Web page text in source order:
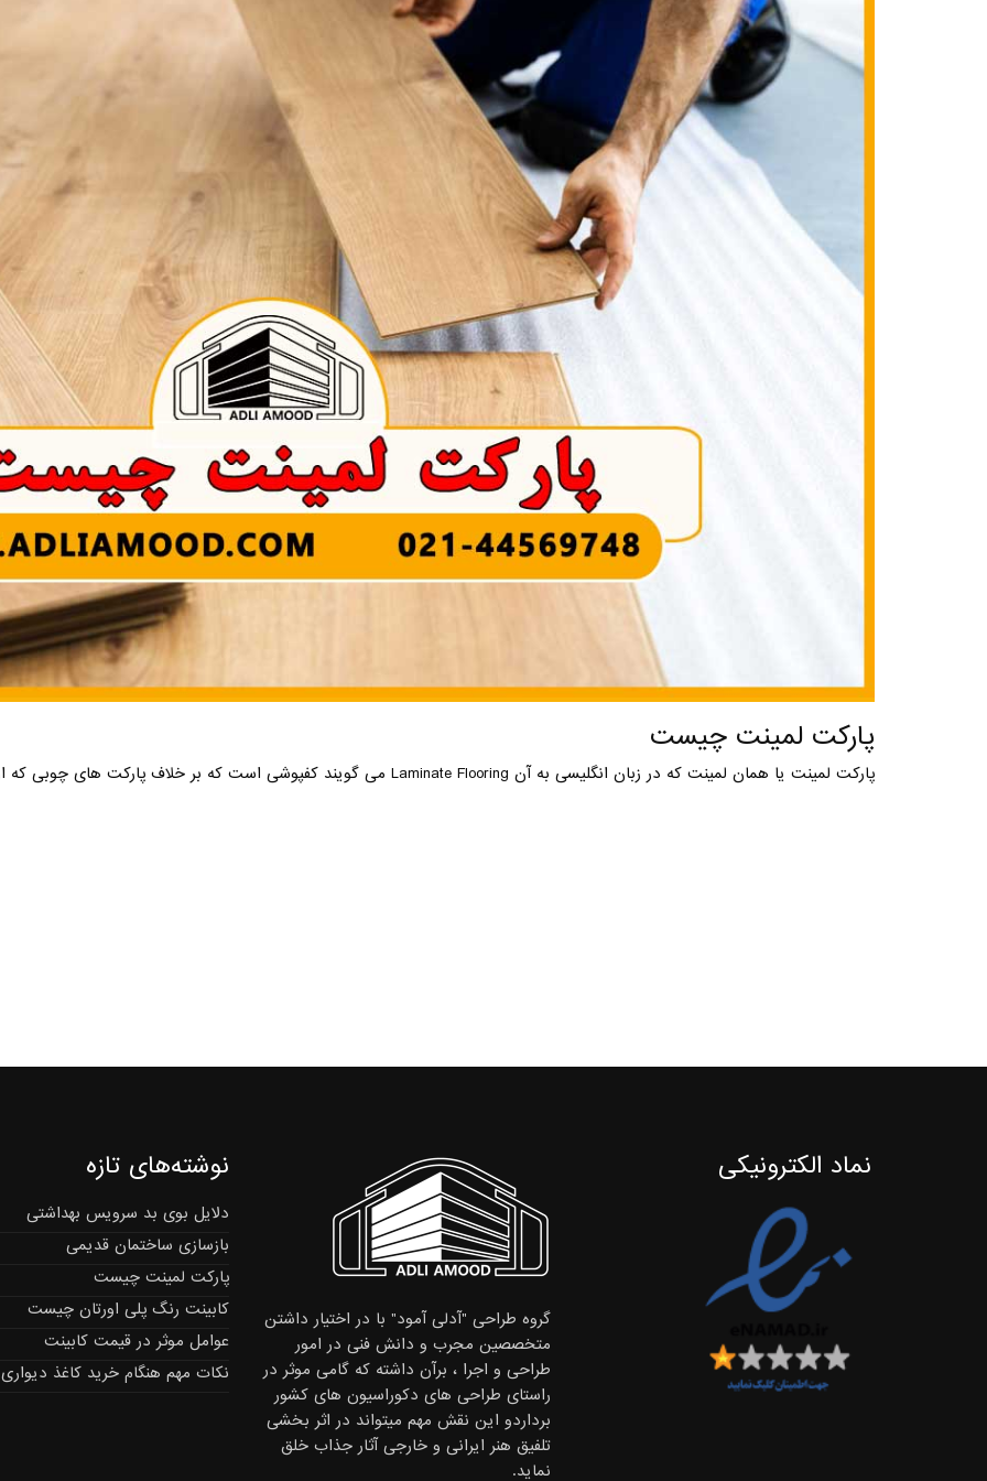
پارکت لمینت چیست
پارکت لمینت یا همان لمینت که در زبان انگلیسی به آن Laminate Flooring می گویند کفپوشی است که بر خلاف پارکت های چوبی که از چوب طبیعی ساخته شده...
نوشته‌های تازه
دلایل بوی بد سرویس بهداشتی
بازسازی ساختمان قدیمی
پارکت لمینت چیست
کابینت رنگ پلی اورتان چیست
عوامل موثر در قیمت کابینت
نکات مهم هنگام خرید کاغذ دیواری
گروه طراحی "آدلی آمود" با در اختیار داشتن
متخصصین مجرب و دانش فنی در امور
طراحی و اجرا ، برآن داشته که گامی موثر در
راستای طراحی های دکوراسیون های کشور
برداردو این نقش مهم میتواند در اثر بخشی
تلفیق هنر ایرانی و خارجی آثار جذاب خلق
نماید.
نماد الکترونیکی